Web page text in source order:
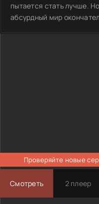
пытается стать лучше.
абсурдный мир
Проверяйте новые
Смотреть 2 плеер